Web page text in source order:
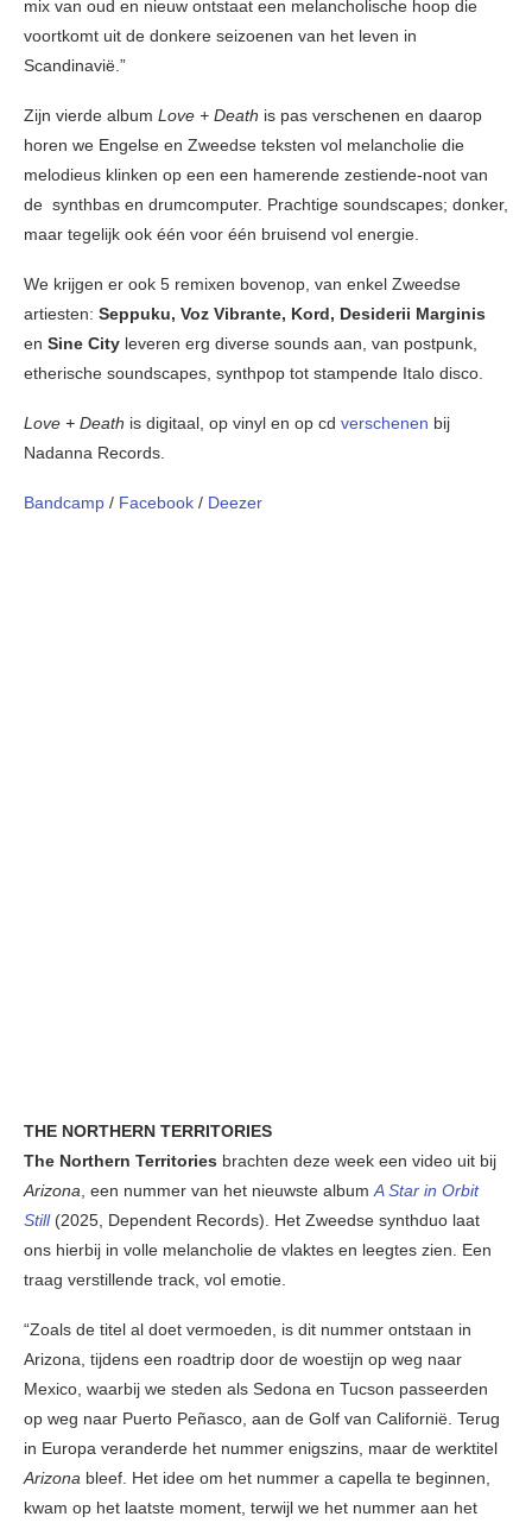
mix van oud en nieuw ontstaat een melancholische hoop die
voortkomt uit de donkere seizoenen van het leven in
Scandinavië.”
Zijn vierde album Love + Death is pas verschenen en daarop
horen we Engelse en Zweedse teksten vol melancholie die
melodieus klinken op een een hamerende zestiende-noot van
de synthbas en drumcomputer. Prachtige soundscapes; donker,
maar tegelijk ook één voor één bruisend vol energie.
We krijgen er ook 5 remixen bovenop, van enkel Zweedse
artiesten: Seppuku, Voz Vibrante, Kord, Desiderii Marginis
en Sine City leveren erg diverse sounds aan, van postpunk,
etherische soundscapes, synthpop tot stampende Italo disco.
Love + Death is digitaal, op vinyl en op cd verschenen bij
Nadanna Records.
Bandcamp / Facebook / Deezer
THE NORTHERN TERRITORIES
The Northern Territories brachten deze week een video uit bij
Arizona , een nummer van het nieuwste album A Star in Orbit
Still (2025, Dependent Records). Het Zweedse synthduo laat
ons hierbij in volle melancholie de vlaktes en leegtes zien. Een
traag verstillende track, vol emotie.
“Zoals de titel al doet vermoeden, is dit nummer ontstaan in
Arizona, tijdens een roadtrip door de woestijn op weg naar
Mexico, waarbij we steden als Sedona en Tucson passeerden
op weg naar Puerto Peñasco, aan de Golf van Californië. Terug
in Europa veranderde het nummer enigszins, maar de werktitel
Arizona bleef. Het idee om het nummer a capella te beginnen,
kwam op het laatste moment, terwijl we het nummer aan het